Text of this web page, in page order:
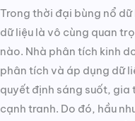
Trong thời đại bùng nổ
dữ liệu là vô cùng quan
nào. Nhà phân tích kinh
phân tích và áp dụng dữ
quyết định sáng suốt, gia
cạnh tranh. Do đó, hầu